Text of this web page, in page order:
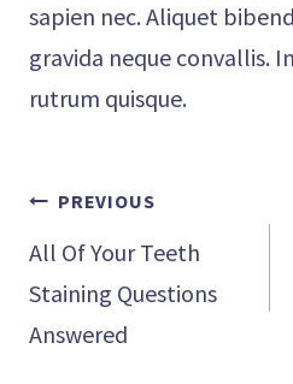
sapien nec. Aliquet
gravida neque convallis.
rutrum quisque.
Post
navigation
PREVIOUS
All Of Your Teeth
Staining Questions
Answered